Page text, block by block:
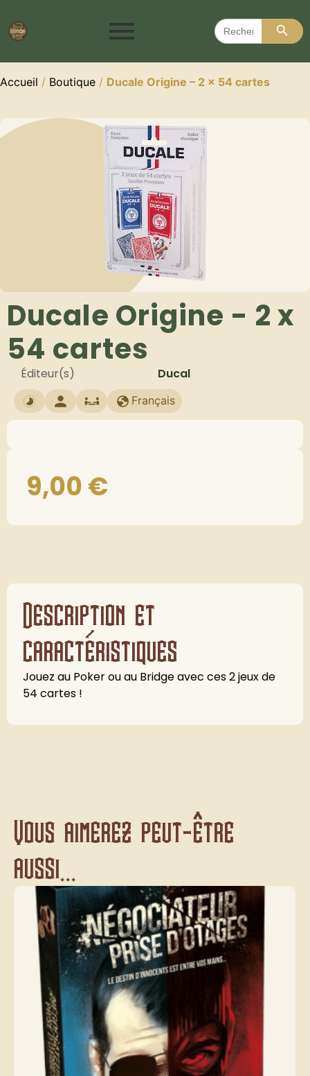
Search
for:
Search
Accueil / Boutique / Ducale Origine – 2 x 54 cartes
Ducale Origine - 2 x
54 cartes
Éditeur(s) Ducal
Français
9,00€
Description et
caractéristiques
Jouez au Poker ou au Bridge avec ces 2 jeux de
54 cartes !
Vous aimerez peut-être
aussi...